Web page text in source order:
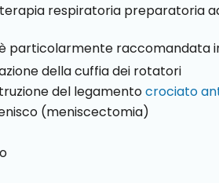
respiratoria preparatoria
particolarmente raccomandata
della cuffia dei rotatori
del legamentocrociato
(meniscectomia)